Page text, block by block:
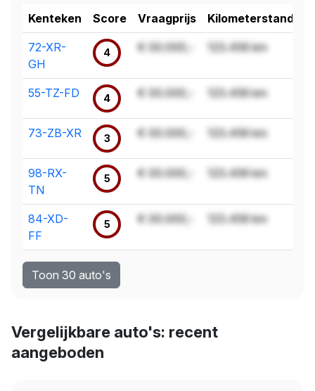
Kenteken Score Vraagprijs Kilometerstand
72-XR-
GH
4 € 00.000,- 123.456 km
55-TZ-FD 4 € 00.000,- 123.456 km
73-ZB-XR 3 € 00.000,- 123.456 km
98-RX-
TN
5 € 00.000,- 123.456 km
84-XD-
FF
5 € 00.000,- 123.456 km
Toon 30 auto's
Vergelijkbare auto's: recent
aangeboden